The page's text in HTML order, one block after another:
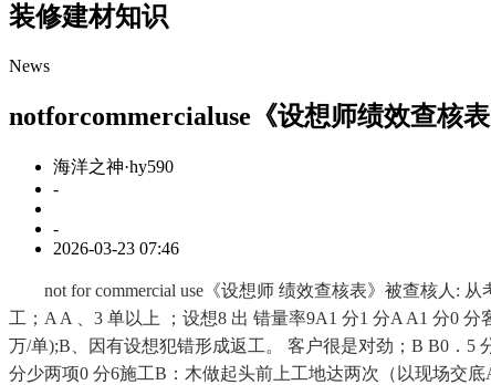
装修建材知识
News
notforcommercialuse《设想师绩效查核
海洋之神·hy590
-
-
2026-03-23 07:46
not for commercial use《设想师 绩效查核表》被查核人: 从
工；A A 、3 单以上 ；设想8 出 错量率9A1 分1 分A A1 分0
万/单);B、因有设想犯错形成返工。 客户很是对劲；B B0．5
分少两项0 分6施工B：木做起头前上工地达两次（以现场交